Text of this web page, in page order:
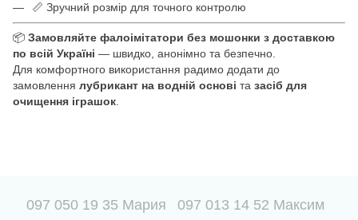
📏 Зручний розмір для точного контролю
📦 Замовляйте фалоімітатори без мошонки з доставкою
по всій Україні — швидко, анонімно та безпечно.
Для комфортного використання радимо додати до
замовлення лубрикант на водній основі та засіб для
очищення іграшок
097 050 19 35 Мария 097 013 14 52 Максим